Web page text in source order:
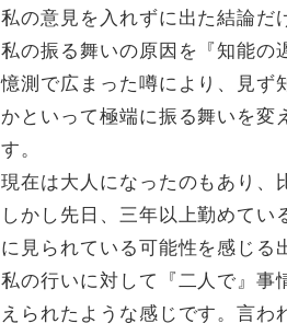
私の意見を入れずに出た結論だ
私の振る舞いの原因を『知能の
憶測で広まった噂により、見ず
かといって極端に振る舞いを変
す。
現在は大人になったのもあり、
しかし先日、三年以上勤めて
に見られている可能性を感じる
私の行いに対して『二人で』事
えられたような感じです。言